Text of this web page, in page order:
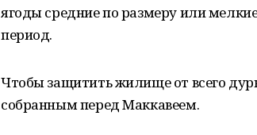
ягоды средние по размеру или
период.
Чтобы защитить жилище от всего
собранным перед Маккавеем.